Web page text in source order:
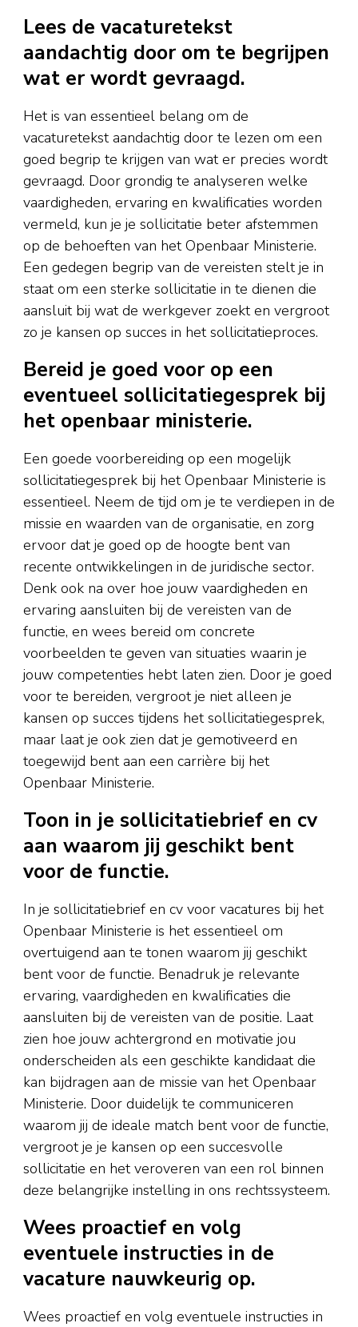
Lees de vacaturetekst
aandachtig door om te begrijpen
wat er wordt gevraagd.
Het is van essentieel belang om de
vacaturetekst aandachtig door te lezen om een
goed begrip te krijgen van wat er precies wordt
gevraagd. Door grondig te analyseren welke
vaardigheden, ervaring en kwalificaties worden
vermeld, kun je je sollicitatie beter afstemmen
op de behoeften van het Openbaar Ministerie.
Een gedegen begrip van de vereisten stelt je in
staat om een sterke sollicitatie in te dienen die
aansluit bij wat de werkgever zoekt en vergroot
zo je kansen op succes in het sollicitatieproces.
Bereid je goed voor op een
eventueel sollicitatiegesprek bij
het openbaar ministerie.
Een goede voorbereiding op een mogelijk
sollicitatiegesprek bij het Openbaar Ministerie is
essentieel. Neem de tijd om je te verdiepen in de
missie en waarden van de organisatie, en zorg
ervoor dat je goed op de hoogte bent van
recente ontwikkelingen in de juridische sector.
Denk ook na over hoe jouw vaardigheden en
ervaring aansluiten bij de vereisten van de
functie, en wees bereid om concrete
voorbeelden te geven van situaties waarin je
jouw competenties hebt laten zien. Door je goed
voor te bereiden, vergroot je niet alleen je
kansen op succes tijdens het sollicitatiegesprek,
maar laat je ook zien dat je gemotiveerd en
toegewijd bent aan een carrière bij het
Openbaar Ministerie.
Toon in je sollicitatiebrief en cv
aan waarom jij geschikt bent
voor de functie.
In je sollicitatiebrief en cv voor vacatures bij het
Openbaar Ministerie is het essentieel om
overtuigend aan te tonen waarom jij geschikt
bent voor de functie. Benadruk je relevante
ervaring, vaardigheden en kwalificaties die
aansluiten bij de vereisten van de positie. Laat
zien hoe jouw achtergrond en motivatie jou
onderscheiden als een geschikte kandidaat die
kan bijdragen aan de missie van het Openbaar
Ministerie. Door duidelijk te communiceren
waarom jij de ideale match bent voor de functie,
vergroot je je kansen op een succesvolle
sollicitatie en het veroveren van een rol binnen
deze belangrijke instelling in ons rechtssysteem.
Wees proactief en volg
eventuele instructies in de
vacature nauwkeurig op.
Wees proactief en volg eventuele instructies in